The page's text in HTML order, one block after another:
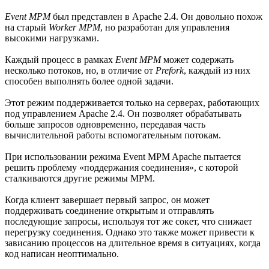
Event MPMбыл представлен в Apache 2.4. Он довольно похож
на старый Worker MPM, но разработан для управления
высокими нагрузками.
Каждый процесс в рамках Event MPMможет содержать
несколько потоков, но, в отличие от Prefork, каждый из них
способен выполнять более одной задачи.
Этот режим поддерживается только на серверах, работающих
под управлением Apache 2.4. Он позволяет обрабатывать
больше запросов одновременно, передавая часть
вычислительной работы вспомогательным потокам.
При использовании режима Event MPM Apache пытается
решить проблему «поддержания соединения», с которой
сталкиваются другие режимы MPM.
Когда клиент завершает первый запрос, он может
поддерживать соединение открытым и отправлять
последующие запросы, используя тот же сокет, что снижает
перегрузку соединения. Однако это также может привести к
зависанию процессов на длительное время в ситуациях, когда
код написан неоптимально.